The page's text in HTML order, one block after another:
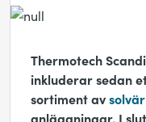
Thermotech
inkluderar sedan
sortiment av
anläggningar. I